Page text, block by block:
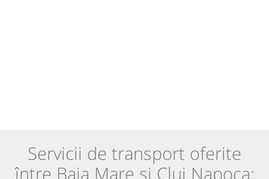
Servicii de transport oferite
între Baia Mare și Cluj Napoca: